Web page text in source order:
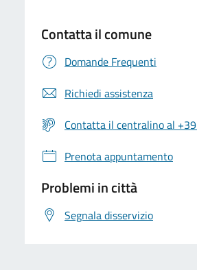
Contatta il comune
Domande Frequenti
Richiedi assistenza
Contatta il centralino al
Prenota appuntamento
Problemi in città
Segnala disservizio